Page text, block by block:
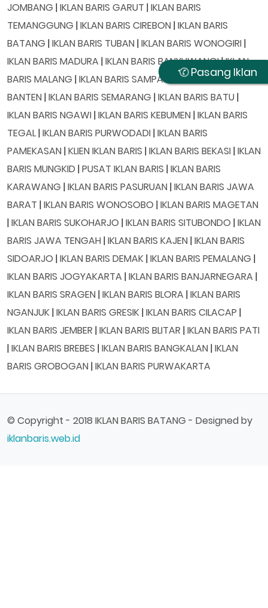
JOMBANG |IKLAN BARIS GARUT |IKLAN BARIS
TEMANGGUNG |IKLAN BARIS CIREBON|IKLAN BARIS
BATANG |IKLAN BARIS TUBAN|IKLAN BARIS WONOGIRI|
IKLAN BARIS MADURA |IKLAN BARIS BANYUWANGI|IKLAN
BARIS MALANG |IKLAN BARIS SAMPANG |IKLAN BARIS
BANTEN|IKLAN BARIS SEMARANG |IKLAN BARIS BATU|
IKLAN BARIS NGAWI|IKLAN BARIS KEBUMEN|IKLAN BARIS
TEGAL|IKLAN BARIS PURWODADI|IKLAN BARIS
PAMEKASAN|KLIEN IKLAN BARIS |IKLAN BARIS BEKASI|IKLAN
BARIS MUNGKID |PUSAT IKLAN BARIS |IKLAN BARIS
KARAWANG |IKLAN BARIS PASURUAN|IKLAN BARIS JAWA
BARAT |IKLAN BARIS WONOSOBO |IKLAN BARIS MAGETAN
|IKLAN BARIS SUKOHARJO |IKLAN BARIS SITUBONDO |IKLAN
BARIS JAWA TENGAH|IKLAN BARIS KAJEN|IKLAN BARIS
SIDOARJO |IKLAN BARIS DEMAK|IKLAN BARIS PEMALANG |
IKLAN BARIS JOGYAKARTA |IKLAN BARIS BANJARNEGARA |
IKLAN BARIS SRAGEN|IKLAN BARIS BLORA |IKLAN BARIS
NGANJUK|IKLAN BARIS GRESIK|IKLAN BARIS CILACAP |
IKLAN BARIS JEMBER |IKLAN BARIS BLITAR |IKLAN BARIS PATI
|IKLAN BARIS BREBES |IKLAN BARIS BANGKALAN|IKLAN
BARIS GROBOGAN|IKLAN BARIS PURWAKARTA
© Copyright - 2018 IKLAN BARIS BATANG - Designed by
iklanbaris.web.id
Pasang Iklan